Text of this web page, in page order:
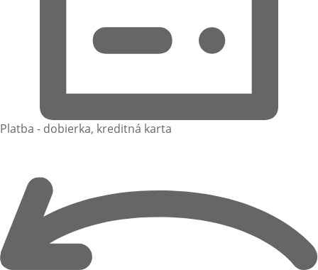
Platba - dobierka, kreditná karta